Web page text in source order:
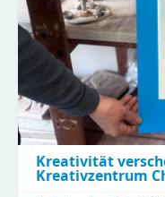
Kreativität
Kreativzentrum